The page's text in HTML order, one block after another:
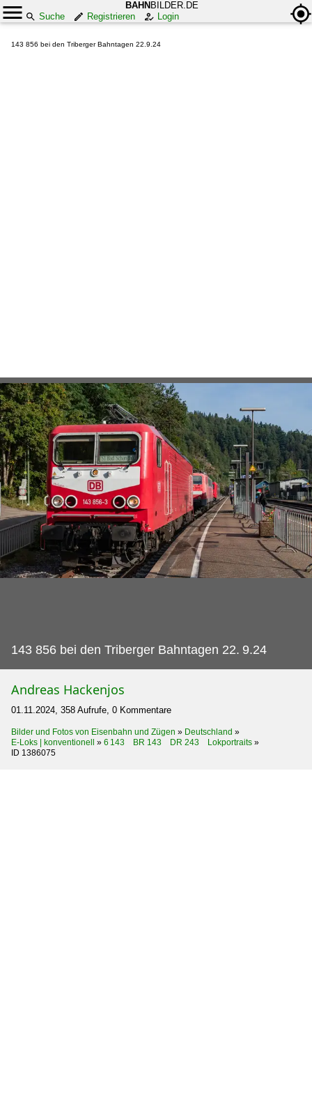
BAHN BILDER.DE
Suche
Registrieren Login
143 856 bei den Triberger Bahntagen 22.9.24
143 856 bei den Triberger Bahntagen 22. 9.24
Andreas Hackenjos
01.11.2024, 358 Aufrufe, 0 Kommentare
Bilder und Fotos von Eisenbahn und Zügen » Deutschland »
E-Loks | konventionell
» 6 143 BR 143 DR 243 Lokportraits »
ID 1386075